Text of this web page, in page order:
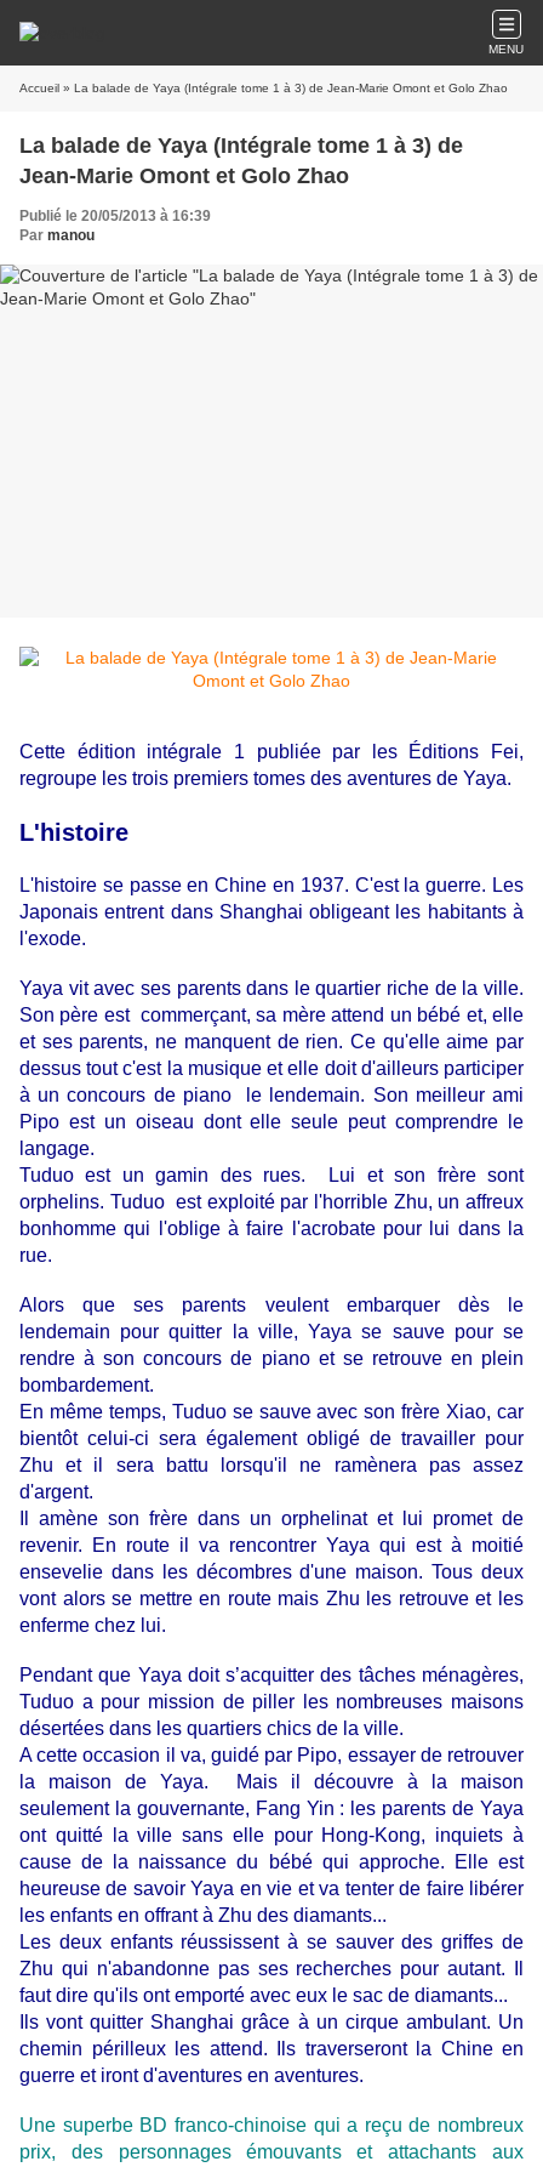
MENU
Accueil » La balade de Yaya (Intégrale tome 1 à 3) de Jean-Marie Omont et Golo Zhao
La balade de Yaya (Intégrale tome 1 à 3) de
Jean-Marie Omont et Golo Zhao
Publié le 20/05/2013 à 16:39
Par manou
Cette édition intégrale 1 publiée par les Éditions Fei,
regroupe les trois premiers tomes des aventures de Yaya.
L'histoire
L'histoire se passe en Chine en 1937. C'est la guerre. Les
Japonais entrent dans Shanghai obligeant les habitants à
l'exode.
Yaya vit avec ses parents dans le quartier riche de la ville.
Son père est commerçant, sa mère attend un bébé et, elle
et ses parents, ne manquent de rien. Ce qu'elle aime par
dessus tout c'est la musique et elle doit d'ailleurs participer
à un concours de piano le lendemain. Son meilleur ami
Pipo est un oiseau dont elle seule peut comprendre le
langage.
Tuduo est un gamin des rues. Lui et son frère sont
orphelins. Tuduo est exploité par l'horrible Zhu, un affreux
bonhomme qui l'oblige à faire l'acrobate pour lui dans la
rue.
Alors que ses parents veulent embarquer dès le
lendemain pour quitter la ville, Yaya se sauve pour se
rendre à son concours de piano et se retrouve en plein
bombardement.
En même temps, Tuduo se sauve avec son frère Xiao, car
bientôt celui-ci sera également obligé de travailler pour
Zhu et il sera battu lorsqu'il ne ramènera pas assez
d'argent.
Il amène son frère dans un orphelinat et lui promet de
revenir. En route il va rencontrer Yaya qui est à moitié
ensevelie dans les décombres d'une maison. Tous deux
vont alors se mettre en route mais Zhu les retrouve et les
enferme chez lui.
Pendant que Yaya doit s’acquitter des tâches ménagères,
Tuduo a pour mission de piller les nombreuses maisons
désertées dans les quartiers chics de la ville.
A cette occasion il va, guidé par Pipo, essayer de retrouver
la maison de Yaya. Mais il découvre à la maison
seulement la gouvernante, Fang Yin : les parents de Yaya
ont quitté la ville sans elle pour Hong-Kong, inquiets à
cause de la naissance du bébé qui approche. Elle est
heureuse de savoir Yaya en vie etva tenter de faire libérer
les enfants en offrant à Zhu des diamants...
Les deux enfants réussissent à se sauver des griffes de
Zhu qui n'abandonne pas ses recherches pour autant. Il
faut dire qu'ils ont emporté avec eux le sac de diamants...
Ils vont quitter Shanghai grâce à un cirque ambulant. Un
chemin périlleux les attend. Ils traverseront la Chine en
guerre et iront d'aventures en aventures.
Une superbe BD franco-chinoise qui a reçu de nombreux
prix, des personnages émouvants et attachants aux